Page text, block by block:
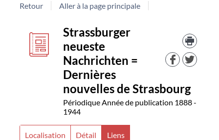
Retour Aller à la page principale
Détail
document
Strassburger
neueste
Nachrichten =
Dernières
nouvelles de Strasbourg
PériodiqueAnnée de publication 1888 -
1944
Localisation Détail Liens